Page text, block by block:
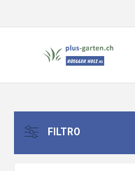
FILTRO